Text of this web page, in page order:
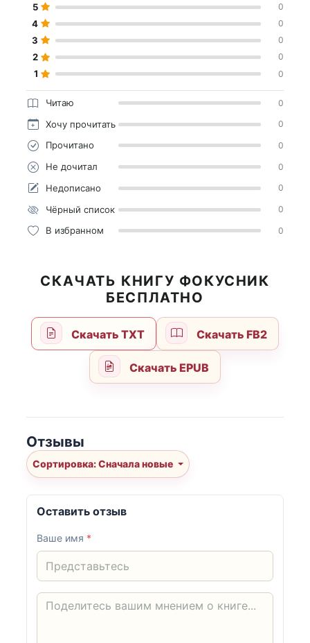
5 0
4 0
3 0
2 0
1 0
Читаю 0
Хочу прочитать 0
Прочитано 0
Не дочитал 0
Недописано 0
Чёрный список 0
В избранном 0
СКАЧАТЬ КНИГУ ФОКУСНИК
БЕСПЛАТНО
Скачать TXT Скачать FB2
Скачать EPUB
Отзывы
Сортировка: Сначала новые
Оставить отзыв
Ваше имя *